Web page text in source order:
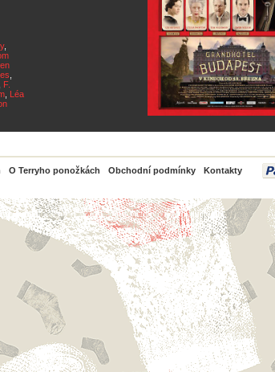
,
F.
Léa
O Terryho ponožkách Obchodní podmínky Kontakty
PayPal